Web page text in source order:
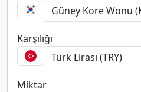
Karşılığı
Miktar